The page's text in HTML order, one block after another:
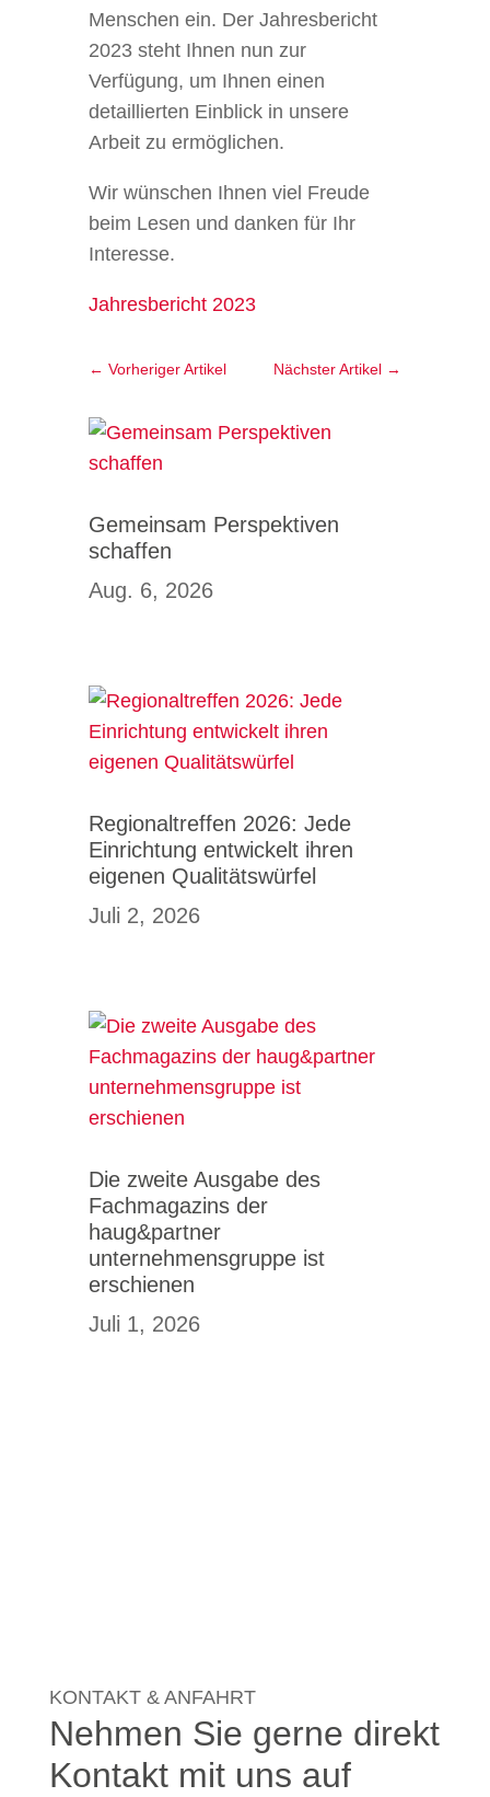
Menschen ein. Der Jahresbericht
2023 steht Ihnen nun zur
Verfügung, um Ihnen einen
detaillierten Einblick in unsere
Arbeit zu ermöglichen.
Wir wünschen Ihnen viel Freude
beim Lesen und danken für Ihr
Interesse.
Jahresbericht 2023
← Vorheriger Artikel Nächster Artikel →
Gemeinsam Perspektiven
schaffen
Aug. 6, 2026
Regionaltreffen 2026: Jede
Einrichtung entwickelt ihren
eigenen Qualitätswürfel
Juli 2, 2026
Die zweite Ausgabe des
Fachmagazins der
haug&partner
unternehmensgruppe ist
erschienen
Juli 1, 2026
KONTAKT & ANFAHRT
Nehmen Sie gerne direkt
Kontakt mit uns auf